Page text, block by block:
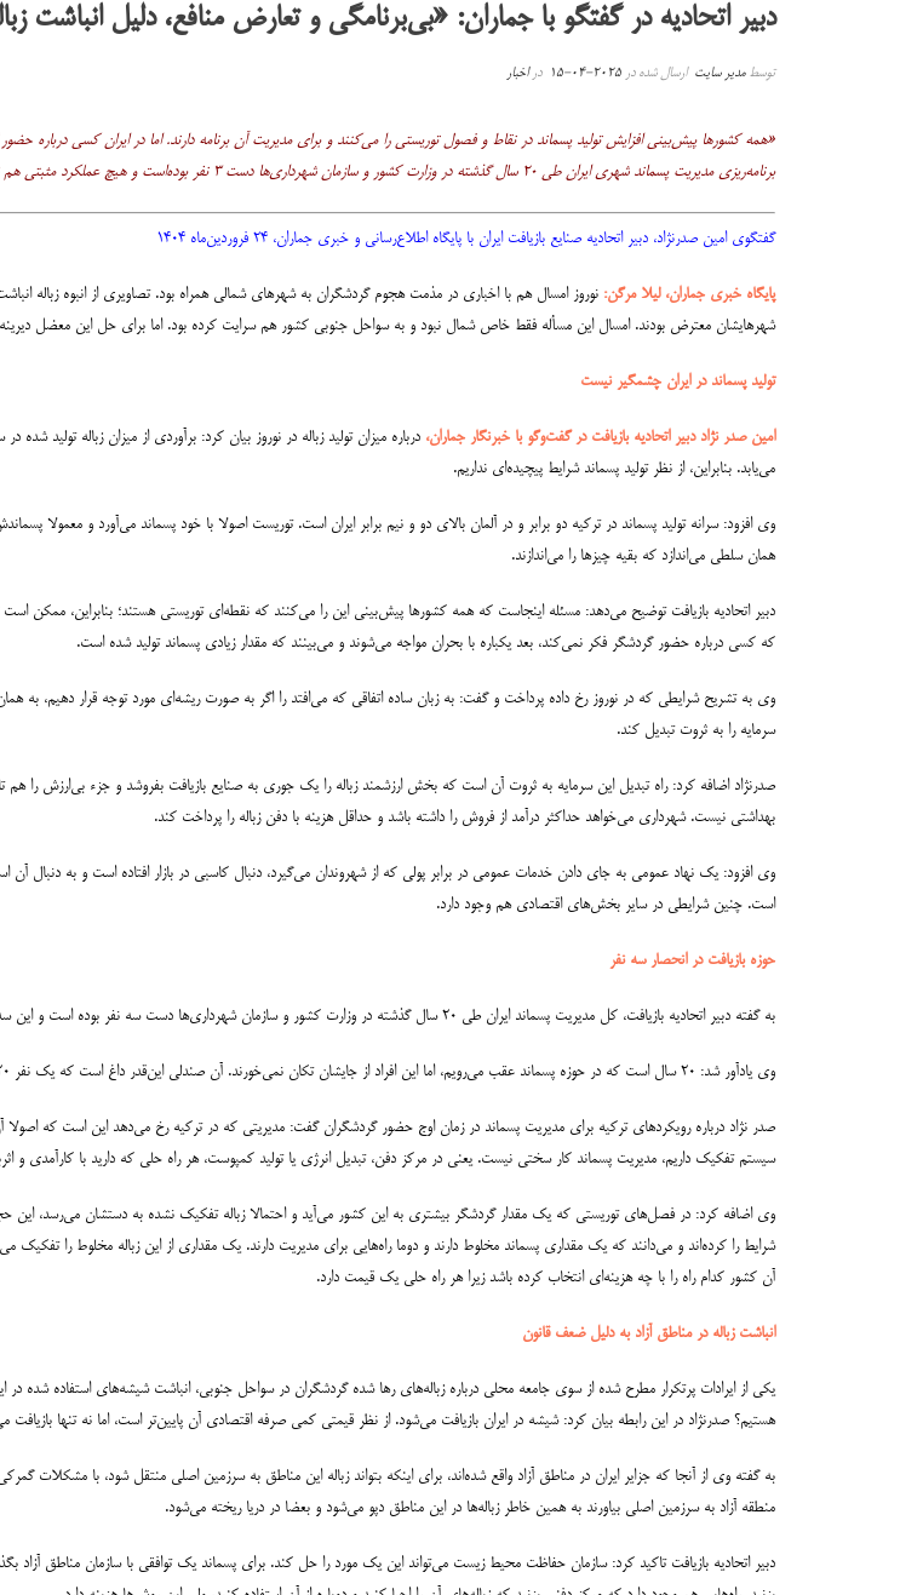
دبیر اتحادیه در گفتگو با جماران: «بی‌برنامگی و تعارض منافع، دلیل انباشت
توسطمدیر سایت ارسال شده در 2025-04-15 دراخبار
«همه کشورها پیش‌بینی افزایش تولید پسماند در نقاط و فصول توریستی را می‌کنند و برای مدیریت آن برنامه دارند. اما در ایران کسی
برنامه‌ریزی مدیریت پسماند شهری ایران طی ۲۰ سال گذشته در وزارت کشور و سازمان شهرداری‌ها دست ۳ نفر بوده‌است و هیچ عملکرد مثبتی هم نداشته‌اند. اما این افراد از جایشان تکان نمی‌خورند و کسی هم از ایشان جواب نمی‌خواهد.»
گفتگوی امین صدرنژاد، دبیر اتحادیه صنایع بازیافت ایران با پایگاه اطلاع‌رسانی و خبری جماران، ۲۴ فروردین‌ماه ۱۴۰۴
پایگاه خبری جماران، لیلا مرگن: نوروز امسال هم با اخباری در مذمت هجوم گردشگران به شهرهای شمالی همراه بود. تصاویری از انبوه
شهرهایشان معترض بودند. امسال این مسأله فقط خاص شمال نبود و به سواحل جنوبی کشور هم سرایت کرده بود. اما برای حل این معضل
تولید پسماند در ایران چشمگیر نیست
امین صدر نژاد دبیر اتحادیه بازیافت در گفت‌وگو با خبرنگار جماران، درباره میزان تولید زباله در نوروز بیان کرد: برآوردی از میزان زباله
می‌یابد. بنابراین، از نظر تولید پسماند شرایط پیچیده‌ای نداریم.
وی افزود: سرانه تولید پسماند در ترکیه دو برابر و در آلمان بالای دو و نیم برابر ایران است. توریست اصولا با خود پسماند می‌آورد و معمولا
همان سلطی می‌اندازد که بقیه چیزها را می‌اندازند.
دبیر اتحادیه بازیافت توضیح می‌دهد: مسئله اینجاست که همه کشورها پیش‌بینی این را می‌کنند که نقطه‌ای توریستی هستند؛ بنابراین، ممکن است
که کسی درباره حضور گردشگر فکر نمی‌کند، بعد یکباره با بحران مواجه می‌شوند و می‌بینند که مقدار زیادی پسماند تولید شده است.
وی به تشریح شرایطی که در نوروز رخ داده پرداخت و گفت: به زبان ساده اتفاقی که می‌افتد را اگر به صورت ریشه‌ای مورد توجه قرار دهیم، به
سرمایه را به ثروت تبدیل کند.
صدرنژاد اضافه کرد: راه تبدیل این سرمایه به ثروت آن است که بخش ارزشمند زباله را یک جوری به صنایع بازیافت بفروشد و جزء بی‌ارزش را
بهداشتی نیست. شهرداری می‌خواهد حداکثر درآمد از فروش را داشته باشد و حداقل هزینه با دفن زباله را پرداخت کند.
وی افزود: یک نهاد عمومی به جای دادن خدمات عمومی در برابر پولی که از شهروندان می‌گیرد، دنبال کاسبی در بازار افتاده است و به دنبال
است. چنین شرایطی در سایر بخش‌های اقتصادی هم وجود دارد.
حوزه بازیافت در انحصار سه نفر
به گفته دبیر اتحادیه بازیافت، کل مدیریت پسماند ایران طی ۲۰ سال گذشته در وزارت کشور و سازمان شهرداری‌ها دست سه نفر بوده است و این سه تن هیچ عملکرد مثبتی هم نداشته‌اند.
وی یادآور شد: ۲۰ سال است که در حوزه پسماند عقب می‌رویم، اما این افراد از جایشان تکان نمی‌خورند. آن صندلی این‌قدر داغ است که یک نفر ۲۰ سال در همان صندلی می‌ماند و از رده کارشناسی کنار نمی‌رود.
صدر نژاد درباره رویکردهای ترکیه برای مدیریت پسماند در زمان اوج حضور گردشگران گفت: مدیریتی که در ترکیه رخ می‌دهد این است که
سیستم تفکیک داریم، مدیریت پسماند کار سختی نیست. یعنی در مرکز دفن، تبدیل انرژی یا تولید کمپوست، هر راه حلی که دارید با کارآمدی و
وی اضافه کرد: در فصل‌های توریستی که یک مقدار گردشگر بیشتری به این کشور می‌آید و احتمالا زباله تفکیک نشده به دستشان می‌رسد، این
شرایط را کرده‌اند و می‌دانند که یک مقداری پسماند مخلوط دارند و دوما راه‌هایی برای مدیریت دارند. یک مقداری از این زباله مخلوط را
آن کشور کدام راه را با چه هزینه‌ای انتخاب کرده باشد زیرا هر راه حلی یک قیمت دارد.
انباشت زباله در مناطق آزاد به دلیل ضعف قانون
یکی از ایرادات پرتکرار مطرح شده از سوی جامعه محلی درباره زباله‌های رها شده گردشگران در سواحل جنوبی، انباشت شیشه‌های استفاده شده در
هستیم؟ صدرنژاد در این رابطه بیان کرد: شیشه در ایران بازیافت می‌شود. از نظر قیمتی کمی صرفه اقتصادی آن پایین‌تر است، اما نه تنها
به گفته وی از آنجا که جزایر ایران در مناطق آزاد واقع شده‌اند، برای اینکه بتواند زباله این مناطق به سرزمین اصلی منتقل شود، با مشکلات
منطقه آزاد به سرزمین اصلی بیاورند به همین خاطر زباله‌ها در این مناطق دپو می‌شود و بعضا در دریا ریخته می‌شود.
دبیر اتحادیه بازیافت تاکید کرد: سازمان حفاظت محیط زیست می‌تواند این یک مورد را حل کند. برای پسماند یک توافقی با سازمان مناطق آزاد